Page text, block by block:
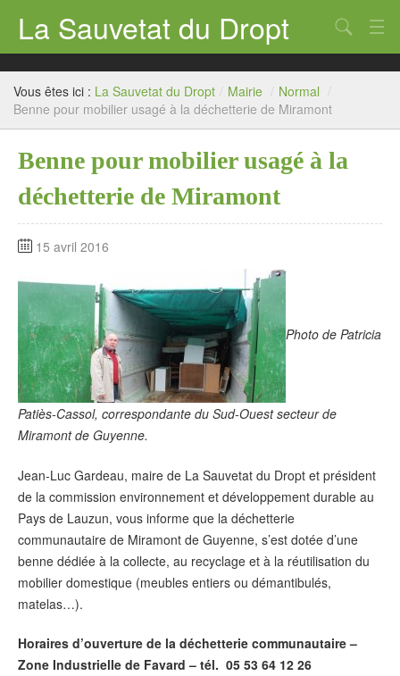
La Sauvetat du Dropt
Accueil
Mairie
Archives
Agenda 2026
Contact
Chercher
Vous êtes ici : La Sauvetat du Dropt / Mairie / Normal /
Benne pour mobilier usagé à la déchetterie de Miramont
Benne pour mobilier usagé à la
déchetterie de Miramont
15 avril 2016
Photo de Patricia
Patiès-Cassol, correspondante du Sud-Ouest secteur de
Miramont de Guyenne.
Jean-Luc Gardeau, maire de La Sauvetat du Dropt et président
de la commission environnement et développement durable au
Pays de Lauzun, vous informe que la déchetterie
communautaire de Miramont de Guyenne, s’est dotée d’une
benne dédiée à la collecte, au recyclage et à la réutilisation du
mobilier domestique (meubles entiers ou démantibulés,
matelas…).
Horaires d’ouverture de la déchetterie communautaire –
Zone Industrielle de Favard – tél. 05 53 64 12 26